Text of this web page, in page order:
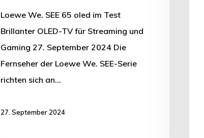
Loewe We. SEE 65 oled im Test
Brillanter OLED-TV für Streaming und
Gaming 27. September 2024 Die
Fernseher der Loewe We. SEE-Serie
richten sich an…
27. September 2024